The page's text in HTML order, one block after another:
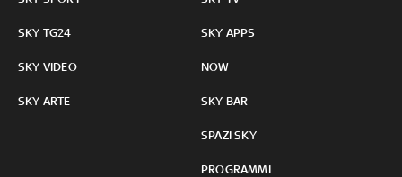
SKY TG24
SKY VIDEO
SKY ARTE
SKY APPS
NOW
SKY BAR
SPAZI SKY
PROGRAMMI